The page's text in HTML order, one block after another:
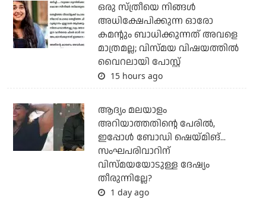
ഒരു സ്ത്രീയെ നിങ്ങള്‍
അധിക്ഷേപിക്കുന്ന ഓരോ
കമന്റും ബാധിക്കുന്നത് അവളെ
മാത്രമല്ല; വിസ്മയ വിഷയത്തില്‍
വൈറലായി പോസ്റ്റ്
15 hours ago
ആദ്യം മലയാളം
അറിയാത്തതിന്റെ പേരില്‍,
ഇപ്പോള്‍ ബോഡി ഷെയ്മിങ്...
സംഘപരിവാറിന്
വിസ്മയയോടുള്ള ദേഷ്യം
തീരുന്നില്ലേ?
1 day ago